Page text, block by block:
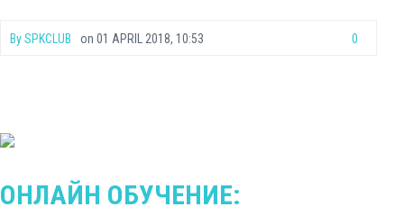
BySPKCLUB on 01 APRIL 2018, 10:53 0
ОНЛАЙН ОБУЧЕНИЕ: